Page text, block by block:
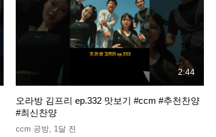
2:44
오라방 김프리 ep.332 맛보기 #ccm #추천찬양
#최신찬양
ccm 공방, 1달 전